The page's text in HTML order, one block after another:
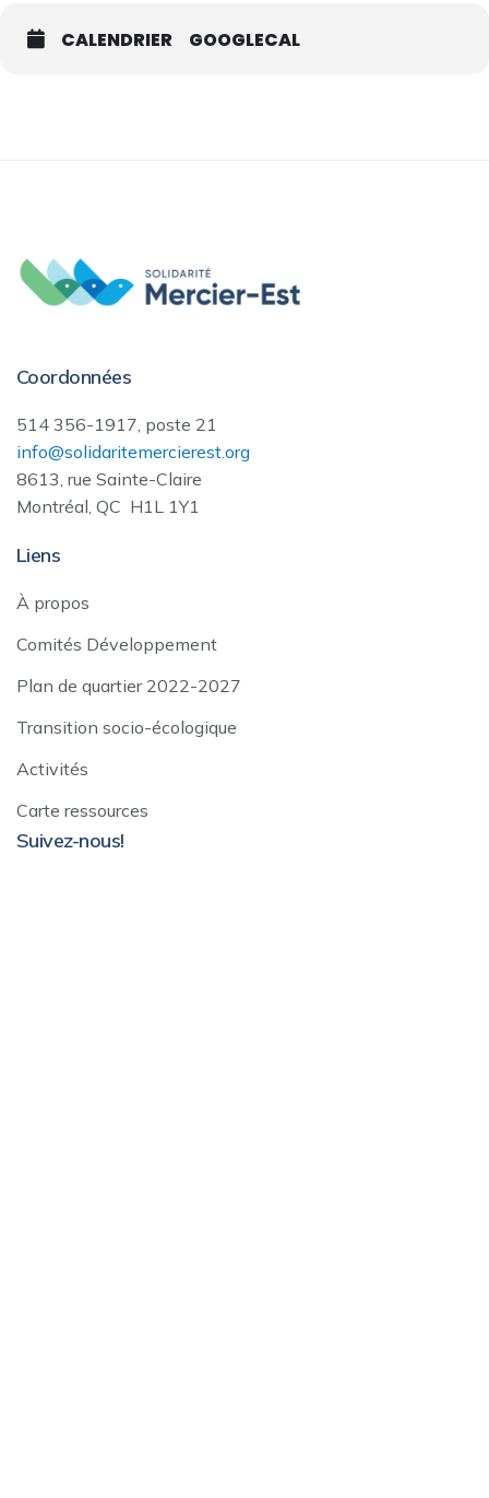
CALENDRIER GOOGLECAL
Coordonnées
514 356-1917, poste 21
info@solidaritemercierest.org
8613, rue Sainte-Claire
Montréal, QC H1L 1Y1
Liens
À propos
Comités Développement
Plan de quartier 2022-2027
Transition socio-écologique
Activités
Carte ressources
Suivez-nous!